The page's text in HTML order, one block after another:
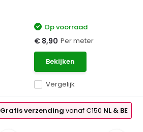
Vergelijk
Op voorraad
€ 8,90 Per meter
Bekijken
Gratis verzendingvanaf €150 NL & BE